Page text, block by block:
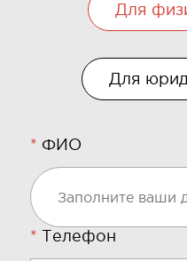
Для
Для
* ФИО
* Телефон